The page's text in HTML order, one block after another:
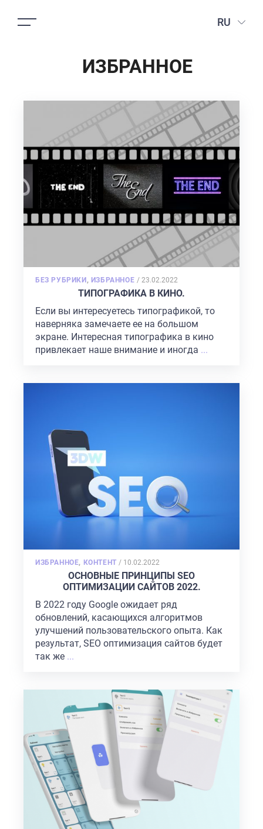
RU
ИЗБРАННОЕ
БЕЗ РУБРИКИ , ИЗБРАННОЕ / POSTED
ON
23.02.2022
ТИПОГРАФИКА В КИНО.
Если вы интересуетесь типографикой, то
наверняка замечаете ее на большом
экране. Интересная типографика в кино
привлекает наше внимание и иногда ...
ИЗБРАННОЕ, КОНТЕНТ / POSTED
ON
10.02.2022
ОСНОВНЫЕ ПРИНЦИПЫ SEO
ОПТИМИЗАЦИИ САЙТОВ 2022.
В 2022 году Google ожидает ряд
обновлений, касающихся алгоритмов
улучшений пользовательского опыта. Как
результат, SEO оптимизация сайтов будет
так же ...